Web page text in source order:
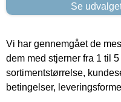
Se
Vi har gennemgået de
dem med stjerner fra 1 til
sortimentstørrelse,
betingelser,